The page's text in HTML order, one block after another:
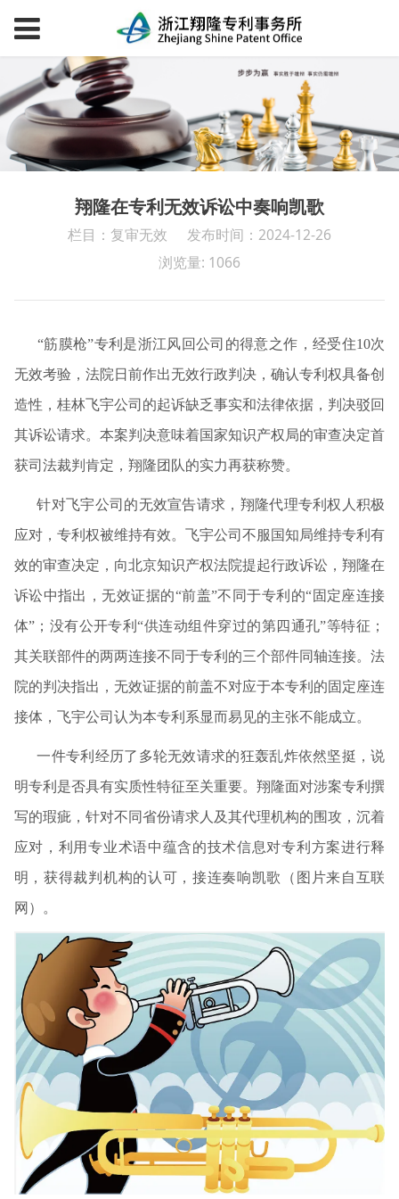
翔隆在专利无效诉讼中奏响凯歌
栏目：复审无效
发布时间：2024-12-26
浏览量: 1066
“筋膜枪”专利是浙江风回公司的得意之作，经受住10次
无效考验，法院日前作出无效行政判决，确认专利权具备创
造性，桂林飞宇公司的起诉缺乏事实和法律依据，判决驳回
其诉讼请求。本案判决意味着国家知识产权局的审查决定首
获司法裁判肯定，翔隆团队的实力再获称赞。
针对飞宇公司的无效宣告请求，翔隆代理专利权人积极
应对，专利权被维持有效。飞宇公司不服国知局维持专利有
效的审查决定，向北京知识产权法院提起行政诉讼，翔隆在
诉讼中指出，无效证据的“前盖”不同于专利的“固定座连接
体”；没有公开专利“供连动组件穿过的第四通孔”等特征；
其关联部件的两两连接不同于专利的三个部件同轴连接。法
院的判决指出，无效证据的前盖不对应于本专利的固定座连
接体，飞宇公司认为本专利系显而易见的主张不能成立。
一件专利经历了多轮无效请求的狂轰乱炸依然坚挺，说
明专利是否具有实质性特征至关重要。翔隆面对涉案专利撰
写的瑕疵，针对不同省份请求人及其代理机构的围攻，沉着
应对，利用专业术语中蕴含的技术信息对专利方案进行释
明，获得裁判机构的认可，接连奏响凯歌（图片来自互联
网）。